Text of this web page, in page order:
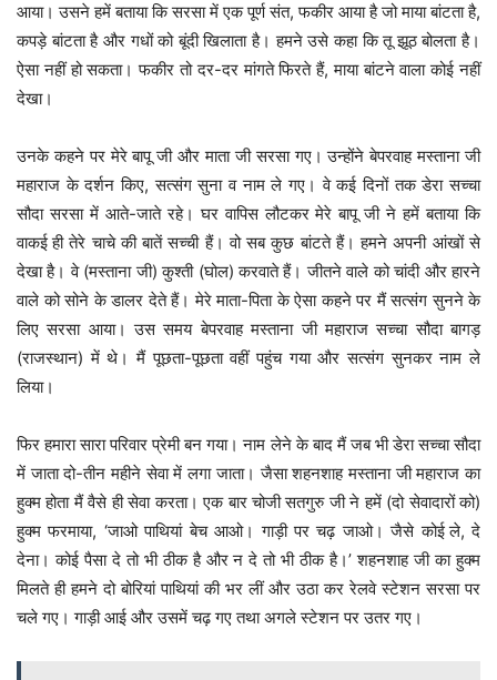
आया। उसने हमें बताया कि सरसा में एक पूर्ण संत, फकीर आया है जो माया बांटता है,
कपड़े बांटता है और गधों को बूंदी खिलाता है। हमने उसे कहा कि तू झूठ बोलता है।
ऐसा नहीं हो सकता। फकीर तो दर-दर मांगते फिरते हैं, माया बांटने वाला कोई नहीं
देखा।
उनके कहने पर मेरे बापू जी और माता जी सरसा गए। उन्होंने बेपरवाह मस्ताना जी
महाराज के दर्शन किए, सत्संग सुना व नाम ले गए। वे कई दिनों तक डेरा सच्चा
सौदा सरसा में आते-जाते रहे। घर वापिस लौटकर मेरे बापू जी ने हमें बताया कि
वाकई ही तेरे चाचे की बातें सच्ची हैं। वो सब कुछ बांटते हैं। हमने अपनी आंखों से
देखा है। वे (मस्ताना जी) कुश्ती (घोल) करवाते हैं। जीतने वाले को चांदी और हारने
वाले को सोने के डालर देते हैं। मेरे माता-पिता के ऐसा कहने पर मैं सत्संग सुनने के
लिए सरसा आया। उस समय बेपरवाह मस्ताना जी महाराज सच्चा सौदा बागड़
(राजस्थान) में थे। मैं पूछता-पूछता वहीं पहुंच गया और सत्संग सुनकर नाम ले
लिया।
फिर हमारा सारा परिवार प्रेमी बन गया। नाम लेने के बाद मैं जब भी डेरा सच्चा सौदा
में जाता दो-तीन महीने सेवा में लगा जाता। जैसा शहनशाह मस्ताना जी महाराज का
हुक्म होता मैं वैसे ही सेवा करता। एक बार चोजी सतगुरु जी ने हमें (दो सेवादारों को)
हुक्म फरमाया, ‘जाओ पाथियां बेच आओ। गाड़ी पर चढ़ जाओ। जैसे कोई ले, दे
देना। कोई पैसा दे तो भी ठीक है और न दे तो भी ठीक है।’ शहनशाह जी का हुक्म
मिलते ही हमने दो बोरियां पाथियां की भर लीं और उठा कर रेलवे स्टेशन सरसा पर
चले गए। गाड़ी आई और उसमें चढ़ गए तथा अगले स्टेशन पर उतर गए।